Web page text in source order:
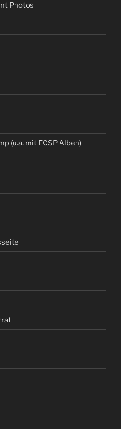
Photos
(u.a. mit FCSP Alben)